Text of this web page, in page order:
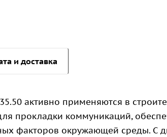
и доставка
активно применяются в
прокладки коммуникаций,
факторов окружающей среды. С